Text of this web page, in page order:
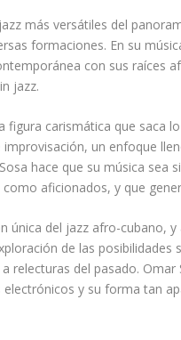
más versátiles del
formaciones. En su
con sus raíces
jazz.
figura carismática que saca
un enfoque
hace que su música
aficionados, y que
única del jazz afro-cubano,
de las posibilidades
relecturas del pasado.
y su forma tan